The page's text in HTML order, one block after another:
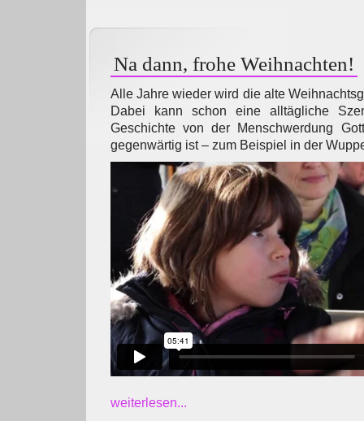
Na dann, frohe Weihnachten!
Alle Jahre wieder wird die alte
Dabei kann schon eine alltägliche
Geschichte von der Menschwerdung
gegenwärtig ist – zum Beispiel in der
weiterlesen...